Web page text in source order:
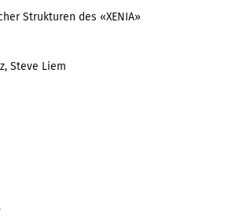
Strukturen des «XENIA»
Steve Liem